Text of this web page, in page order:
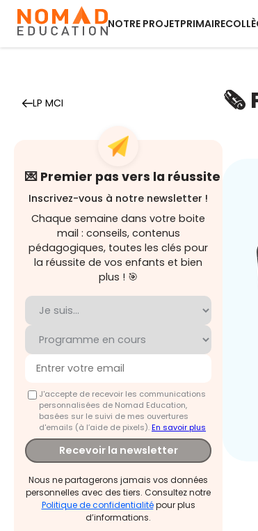
NOTRE PROJETPRIMAIRE
LP MCI
💌 Premier pas vers la réussite
Inscrivez-vous à notre newsletter !
Chaque semaine dans votre boite
mail : conseils, contenus
pédagogiques, toutes les clés pour
la réussite de vos enfants et bien
plus ! 🎯
J'accepte de recevoir les communications
personnalisées de Nomad Education,
basées sur le suivi de mes ouvertures
d'emails (à l’aide de pixels).En savoir plus
Recevoir la newsletter
Nous ne partagerons jamais vos données
personnelles avec des tiers. Consultez notre
Politique de confidentialitépour plus
d’informations.
🗞️